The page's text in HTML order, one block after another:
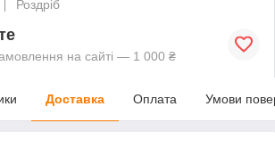
Роздріб
на сайті — 1 000 ₴
Доставка Оплата Умови